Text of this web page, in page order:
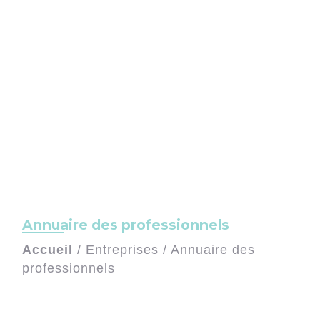
Annuaire des professionnels
Accueil / Entreprises / Annuaire des
professionnels